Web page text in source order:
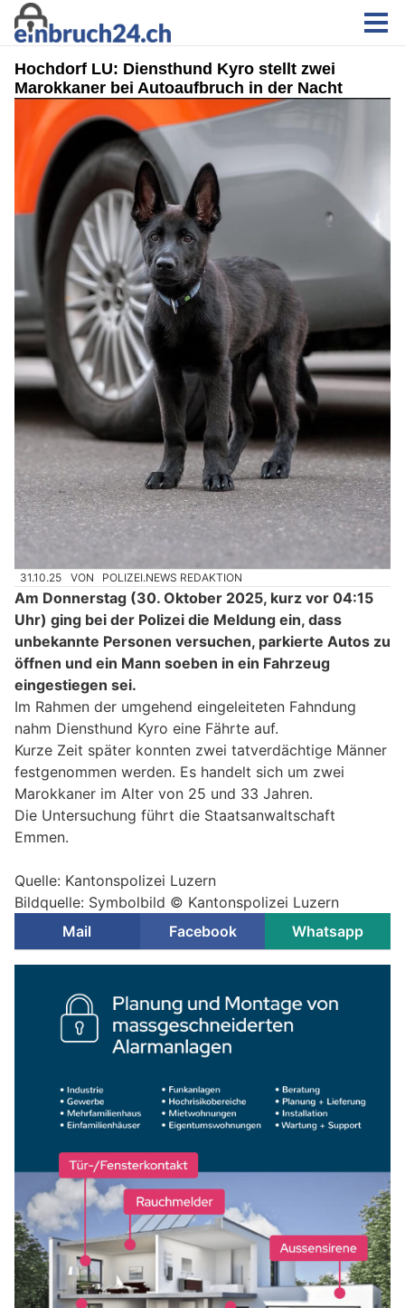
Hochdorf LU: Diensthund Kyro stellt zwei
Marokkaner bei Autoaufbruch in der Nacht
31.10.25 VON POLIZEI.NEWS REDAKTION
Am Donnerstag (30. Oktober 2025, kurz vor 04:15
Uhr) ging bei der Polizei die Meldung ein, dass
unbekannte Personen versuchen, parkierte Autos zu
öffnen und ein Mann soeben in ein Fahrzeug
eingestiegen sei.
Im Rahmen der umgehend eingeleiteten Fahndung
nahm Diensthund Kyro eine Fährte auf.
Kurze Zeit später konnten zwei tatverdächtige Männer
festgenommen werden. Es handelt sich um zwei
Marokkaner im Alter von 25 und 33 Jahren.
Die Untersuchung führt die Staatsanwaltschaft
Emmen.
Quelle: Kantonspolizei Luzern
Bildquelle: Symbolbild © Kantonspolizei Luzern
Mail
Facebook Whatsapp